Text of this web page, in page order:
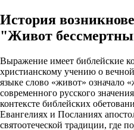
История
"Живот
Выражение имеет библейские
христианскому учению о
языке слово «живот» означало
современного русского
контексте библейских
Евангелиях и Посланиях
святоотеческой традиции, где